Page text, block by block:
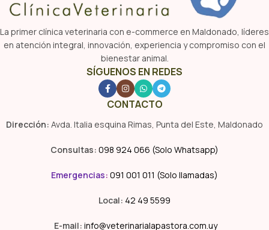
La primer clínica veterinaria con e-commerce en Maldonado, líderes
en atención integral, innovación, experiencia y compromiso con el
bienestar animal.
SÍGUENOS EN REDES
CONTACTO
Dirección: Avda. Italia esquina Rimas, Punta del Este, Maldonado
Consultas: 098 924 066 (Solo Whatsapp)
Emergencias: 091 001 011 (Solo llamadas)
Local: 42 49 5599
E-mail: info@veterinarialapastora.com.uy